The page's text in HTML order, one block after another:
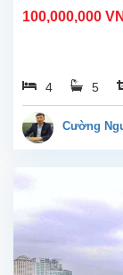
100,000,000
4 5
Cường